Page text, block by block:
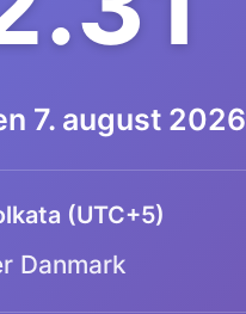
7. august 2026
(UTC+5)
Danmark